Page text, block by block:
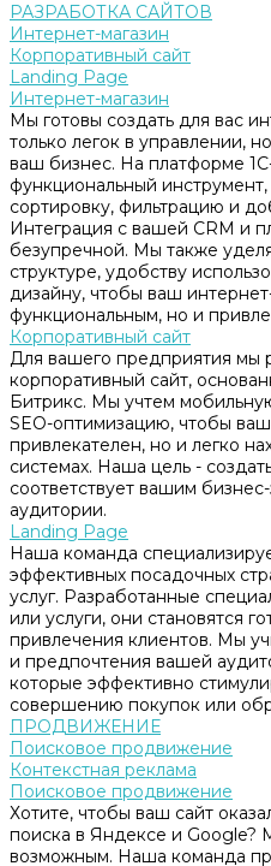
РАЗРАБОТКА САЙТОВ
Интернет-магазин
Корпоративный сайт
Landing Page
Интернет-магазин
Мы готовы создать для вас
только легок в управлении,
ваш бизнес. На платформе
функциональный
сортировку, фильтрацию и
Интеграция с вашей CRM и
безупречной. Мы также
структуре, удобству
дизайну, чтобы ваш
функциональным, но и
Корпоративный сайт
Для вашего предприятия мы
корпоративный сайт,
Битрикс. Мы учтем
SEO-оптимизацию, чтобы
привлекателен, но и легко
системах. Наша цель -
соответствует вашим
аудитории.
Landing Page
Наша команда
эффективных посадочных
услуг. Разработанные
или услуги, они становятся
привлечения клиентов. Мы
и предпочтения вашей
которые эффективно
совершению покупок или
ПРОДВИЖЕНИЕ
Поисковое продвижение
Контекстная реклама
Поисковое продвижение
Хотите, чтобы ваш сайт
поиска в Яндексе и Google?
возможным. Наша команда